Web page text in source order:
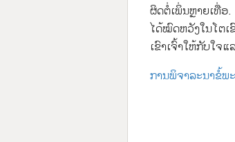
ຜິດ​ຕໍ່​ເພິ່ນ​ຫຼາຍ​ເທື່ອ
ໄດ້​ໝົດ​ຫວັງ​ໃນ​ໂຕ​ເ
ເຂົາເຈົ້າ​ໃຫ້​ກັບໃຈ​
ການ​ພິຈາລະນາ​ຂໍ້​ພ